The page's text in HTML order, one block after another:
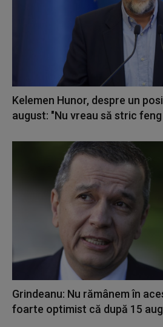
Kelemen Hunor, despre un
august: "Nu vreau să stric feng
Grindeanu: Nu rămânem în
foarte optimist că după 15